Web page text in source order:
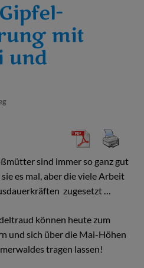
mit
und
sind immer so ganz gut
es mal, aber die viele Arbeit
zugesetzt …
können heute zum
und sich über die Mai-Höhen
tragen lassen!